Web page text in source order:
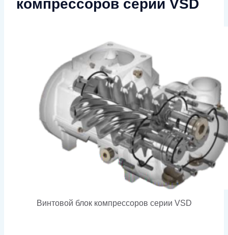
компрессоров серии VSD
Винтовой блок компрессоров серии VSD